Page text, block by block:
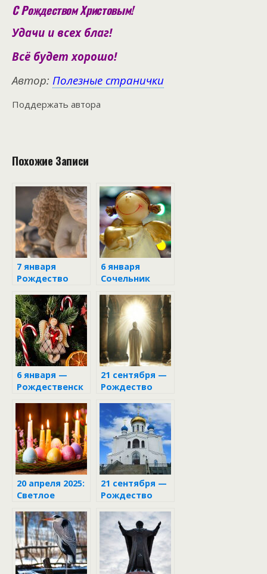
С Рождеством Христовым!
Удачи и всех благ!
Всё будет хорошо!
Автор: Полезные странички
Поддержать автора
Похожие Записи
7 января
Рождество
6 января
Сочельник
Христова
6 января —
Рождественск
21 сентября —
Рождество
Богородицы
20 апреля 2025:
Светлое
Воскресение —
Пасха
21 сентября —
Рождество
Богородицы